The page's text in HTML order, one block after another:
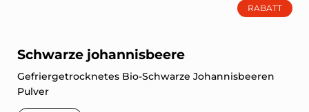
Schwarze johannisbeere
Gefriergetrocknetes Bio-Schwarze Johannisbeeren
Pulver
RABATT